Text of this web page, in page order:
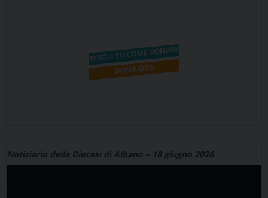
Notiziario della Diocesi di Albano – 18 giugno 2026